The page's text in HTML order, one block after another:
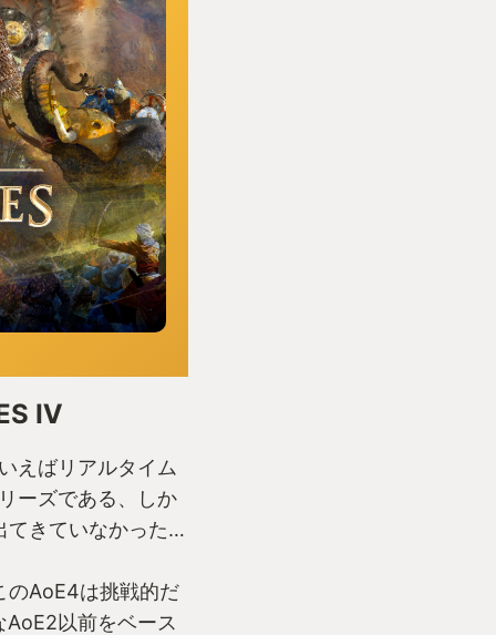
Ⅳ
えばリアルタイム
ーズである、しか
てきていなかった…
のAoE4は挑戦的だ
以前をベース